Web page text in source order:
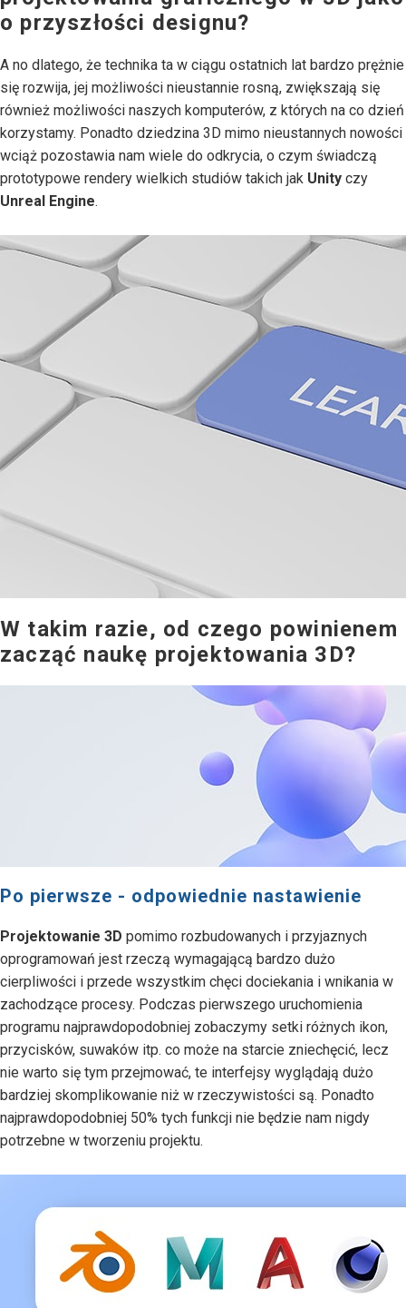
o przyszłości designu?
A no dlatego, że technika ta w ciągu ostatnich lat bardzo prężnie
się rozwija, jej możliwości nieustannie rosną, zwiększają się
również możliwości naszych komputerów, z których na co dzień
korzystamy. Ponadto dziedzina 3D mimo nieustannych nowości
wciąż pozostawia nam wiele do odkrycia, o czym świadczą
prototypowe rendery wielkich studiów takich jak Unity czy
Unreal Engine.
W takim razie, od czego powinienem
zacząć naukę projektowania 3D?
Po pierwsze - odpowiednie nastawienie
Projektowanie 3D pomimo rozbudowanych i przyjaznych
oprogramowań jest rzeczą wymagającą bardzo dużo
cierpliwości i przede wszystkim chęci dociekania i wnikania w
zachodzące procesy. Podczas pierwszego uruchomienia
programu najprawdopodobniej zobaczymy setki różnych ikon,
przycisków, suwaków itp. co może na starcie zniechęcić, lecz
nie warto się tym przejmować, te interfejsy wyglądają dużo
bardziej skomplikowanie niż w rzeczywistości są. Ponadto
najprawdopodobniej 50% tych funkcji nie będzie nam nigdy
potrzebne w tworzeniu projektu.